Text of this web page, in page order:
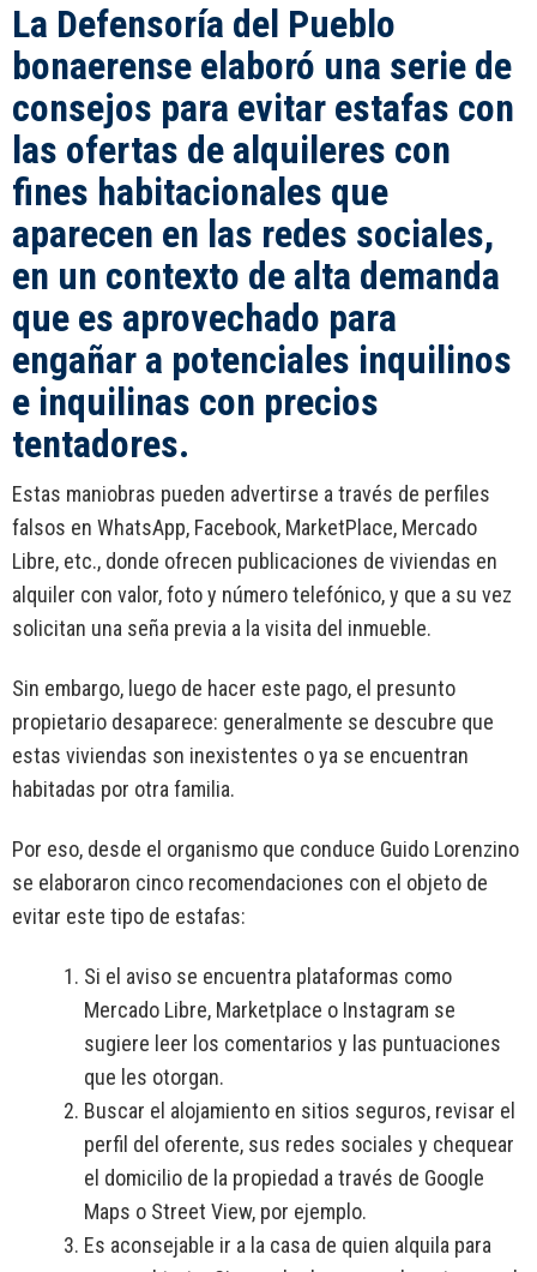
La Defensoría del Pueblo
bonaerense elaboró una serie de
consejos para evitar estafas con
las ofertas de alquileres con
fines habitacionales que
aparecen en las redes sociales,
en un contexto de alta demanda
que es aprovechado para
engañar a potenciales inquilinos
e inquilinas con precios
tentadores.
Estas maniobras pueden advertirse a través de perfiles
falsos en WhatsApp, Facebook, MarketPlace, Mercado
Libre, etc., donde ofrecen publicaciones de viviendas en
alquiler con valor, foto y número telefónico, y que a su vez
solicitan una seña previa a la visita del inmueble.
Sin embargo, luego de hacer este pago, el presunto
propietario desaparece: generalmente se descubre que
estas viviendas son inexistentes o ya se encuentran
habitadas por otra familia.
Por eso, desde el organismo que conduce Guido Lorenzino
se elaboraron cinco recomendaciones con el objeto de
evitar este tipo de estafas:
Si el aviso se encuentra plataformas como
Mercado Libre, Marketplace o Instagram se
sugiere leer los comentarios y las puntuaciones
que les otorgan.
Buscar el alojamiento en sitios seguros, revisar el
perfil del oferente, sus redes sociales y chequear
el domicilio de la propiedad a través de Google
Maps o Street View, por ejemplo.
Es aconsejable ir a la casa de quien alquila para